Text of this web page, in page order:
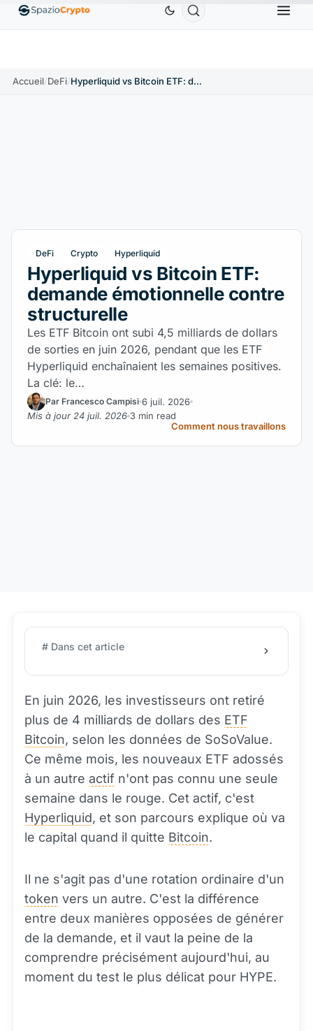
EthereumETH1 880,58 $US Tether USDT ↑0.00% BNB
Accueil/DeFi/ Hyperliquid vs Bitcoin ETF: demande émotionnelle contre structurelle
DeFi Crypto Hyperliquid
Hyperliquid vs Bitcoin ETF:
demande émotionnelle contre
structurelle
Les ETF Bitcoin ont subi 4,5 milliards de dollars
de sorties en juin 2026, pendant que les ETF
Hyperliquid enchaînaient les semaines positives.
La clé: le…
Par Francesco Campisi 6 juil. 2026
Mis à jour 24 juil. 2026 3 min read
Comment nous travaillons
# Dans cet article
En juin 2026, les investisseurs ont retiré
plus de 4 milliards de dollars des ETF
Bitcoin, selon les données de SoSoValue.
Ce même mois, les nouveaux ETF adossés
à un autre actif n'ont pas connu une seule
semaine dans le rouge. Cet actif, c'est
Hyperliquid, et son parcours explique où va
le capital quand il quitte Bitcoin.
Il ne s'agit pas d'une rotation ordinaire d'un
token vers un autre. C'est la différence
entre deux manières opposées de générer
de la demande, et il vaut la peine de la
comprendre précisément aujourd'hui, au
moment du test le plus délicat pour HYPE.